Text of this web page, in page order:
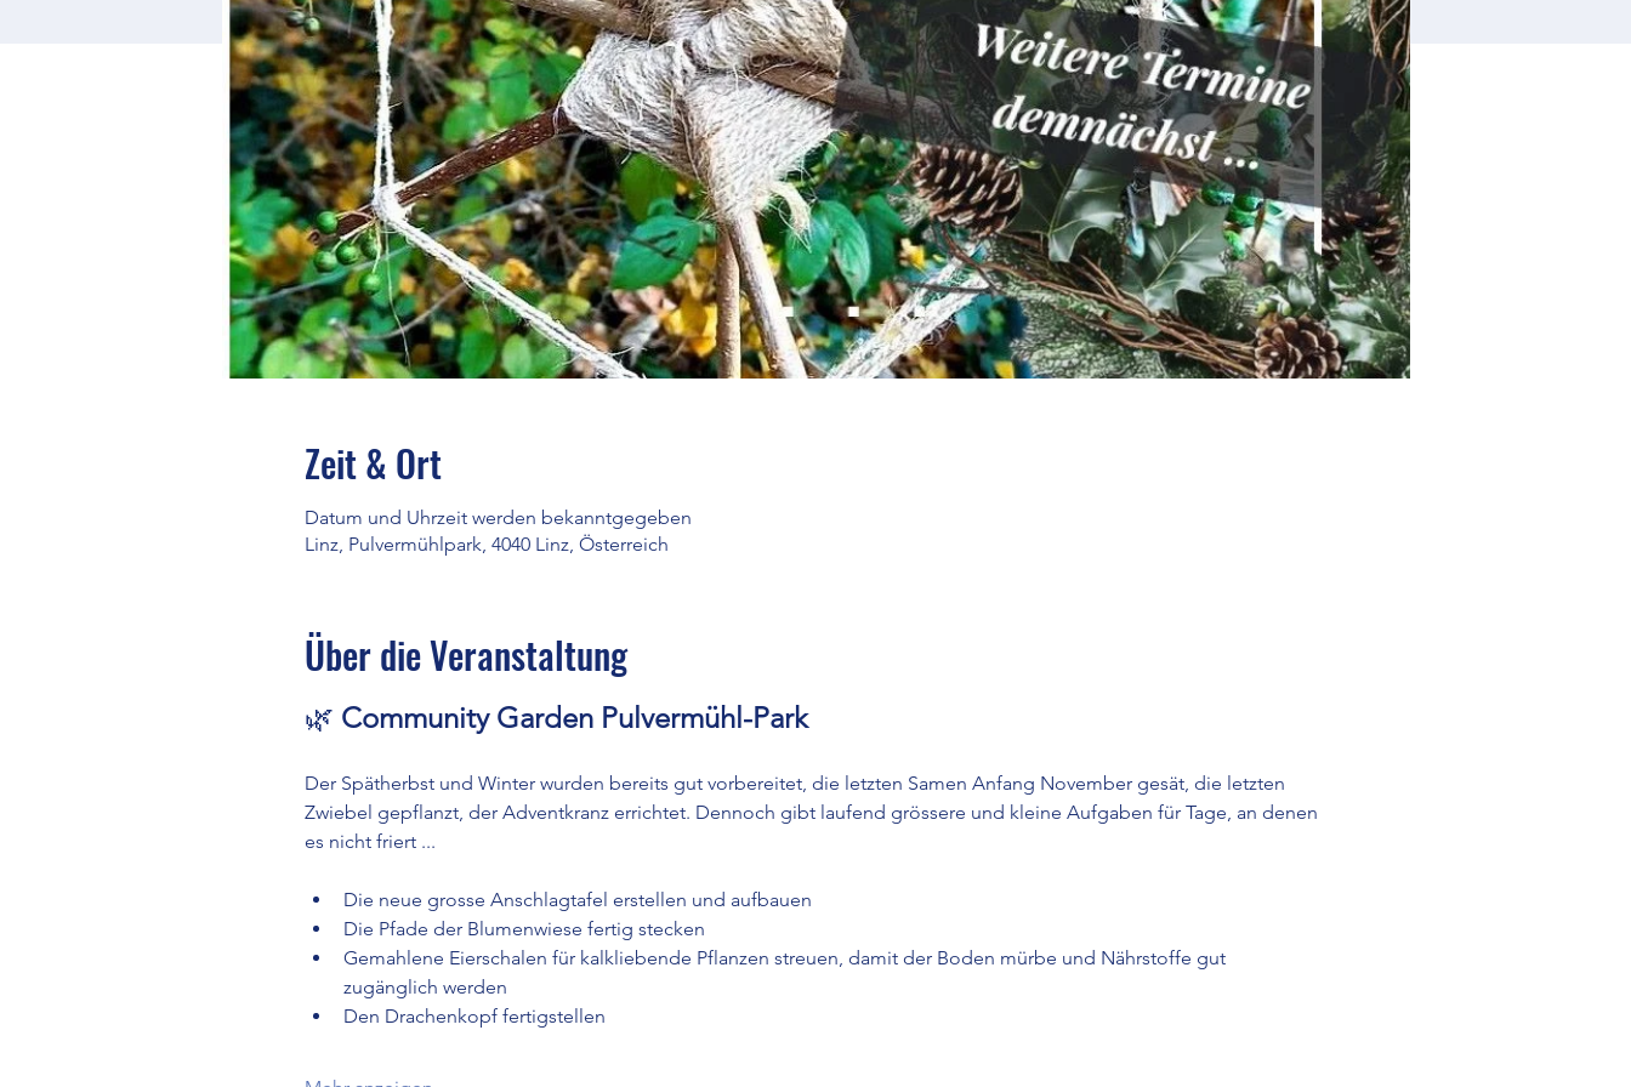
Zeit & Ort
Datum und Uhrzeit werden bekanntgegeben
Linz, Pulvermühlpark, 4040 Linz, Österreich
Über die Veranstaltung
🌿 Community Garden Pulvermühl-Park
Der Spätherbst und Winter wurden bereits gut vorbereitet, die letzten Samen Anfang November gesät, die letzten
Zwiebel gepflanzt, der Adventkranz errichtet. Dennoch gibt laufend grössere und kleine Aufgaben für Tage, an denen
es nicht friert ...
Die neue grosse Anschlagtafel erstellen und aufbauen
Die Pfade der Blumenwiese fertig stecken
Gemahlene Eierschalen für kalkliebende Pflanzen streuen, damit der Boden mürbe und Nährstoffe gut
zugänglich werden
Den Drachenkopf fertigstellen